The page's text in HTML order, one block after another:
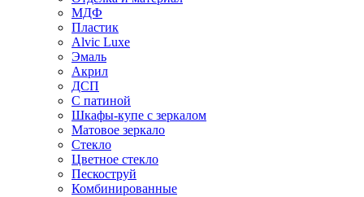
МДФ
Пластик
Alvic Luxe
Эмаль
Акрил
ДСП
С патиной
Шкафы-купе с зеркалом
Матовое зеркало
Стекло
Цветное стекло
Пескоструй
Комбинированные